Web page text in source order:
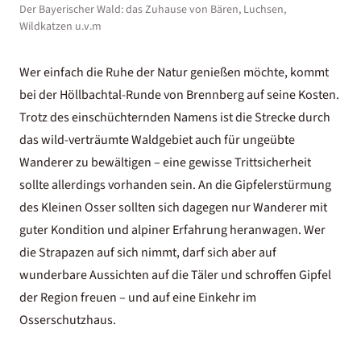
Der Bayerischer Wald: das Zuhause von Bären, Luchsen,
Wildkatzen u.v.m
Wer einfach die Ruhe der Natur genießen möchte, kommt
bei der Höllbachtal-Runde von Brennberg auf seine Kosten.
Trotz des einschüchternden Namens ist die Strecke durch
das wild-verträumte Waldgebiet auch für ungeübte
Wanderer zu bewältigen – eine gewisse Trittsicherheit
sollte allerdings vorhanden sein. An die Gipfelerstürmung
des Kleinen Osser sollten sich dagegen nur Wanderer mit
guter Kondition und alpiner Erfahrung heranwagen. Wer
die Strapazen auf sich nimmt, darf sich aber auf
wunderbare Aussichten auf die Täler und schroffen Gipfel
der Region freuen – und auf eine Einkehr im
Osserschutzhaus.